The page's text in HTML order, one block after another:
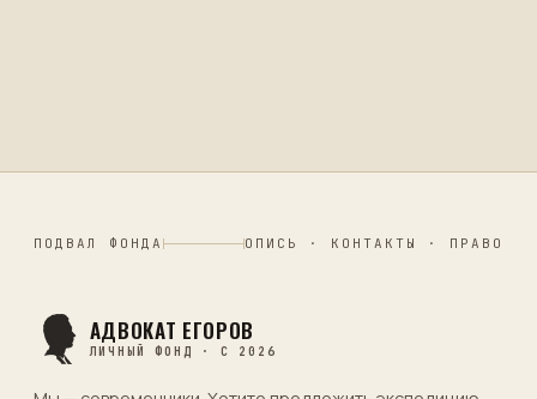
ПОДВАЛ ФОНДА ОПИСЬ · КОНТАКТЫ · ПРАВО
АДВОКАТ ЕГОРОВ
ЛИЧНЫЙ ФОНД · С 2026